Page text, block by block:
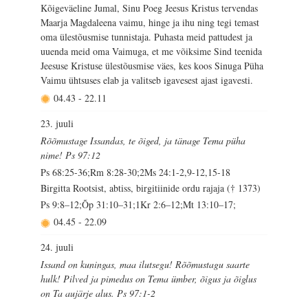
Kõigeväeline Jumal, Sinu Poeg Jeesus Kristus tervendas
Maarja Magdaleena vaimu, hinge ja ihu ning tegi temast
oma ülestõusmise tunnistaja. Puhasta meid pattudest ja
uuenda meid oma Vaimuga, et me võiksime Sind teenida
Jeesuse Kristuse ülestõusmise väes, kes koos Sinuga Püha
Vaimu ühtsuses elab ja valitseb igavesest ajast igavesti.
04.43 - 22.11
23. juuli
Rõõmustage Issandas, te õiged, ja tänage Tema püha
nime! Ps 97:12
Ps 68:25-36;Rm 8:28-30;2Ms 24:1-2,9-12,15-18
Birgitta Rootsist, abtiss, birgitiinide ordu rajaja († 1373)
Ps 9:8–12;Õp 31:10–31;1Kr 2:6–12;Mt 13:10–17;
04.45 - 22.09
24. juuli
Issand on kuningas, maa ilutsegu! Rõõmustagu saarte
hulk! Pilved ja pimedus on Tema ümber, õigus ja õiglus
on Ta aujärje alus. Ps 97:1-2